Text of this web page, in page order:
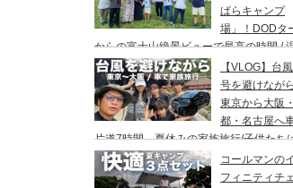
ープキャンプ
ぱらキャンプ
場」！DODタ
からの富士山絶景ビューで最高の時間 /
の代わりにシャワー / キャンプ飯は肉にタ
スにビール
【VLOG】台
号を避けながら
東京から大阪
都・名古屋へ
片道7時間、夏休みの家族旅行/子供たち
ニバーサルスタジオでパパはサウナ→清
からの川床で鰻重→世界の山ちゃん
コールマンの
フィニティチ